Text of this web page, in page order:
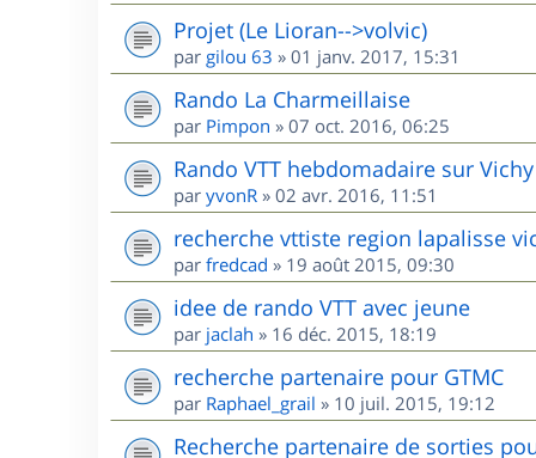
Projet (Le Lioran-->volvic)
par gilou 63 » 01 janv. 2017, 15:31
Rando La Charmeillaise
par Pimpon » 07 oct. 2016, 06:25
Rando VTT hebdomadaire sur Vichy
par yvonR » 02 avr. 2016, 11:51
recherche vttiste region lapalisse
par fredcad » 19 août 2015, 09:30
idee de rando VTT avec jeune
par jaclah » 16 déc. 2015, 18:19
recherche partenaire pour GTMC
par Raphael_grail » 10 juil. 2015, 19:12
Recherche partenaire de sorties